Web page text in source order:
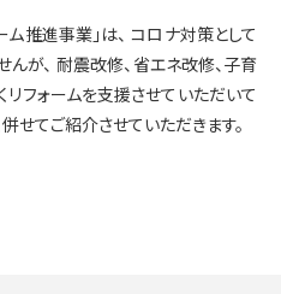
推進事業」は、 コロナ対策として
が、 耐震改修、省エネ改修、子育
フォームを支援させていただいて
せてご紹介させていただきます。